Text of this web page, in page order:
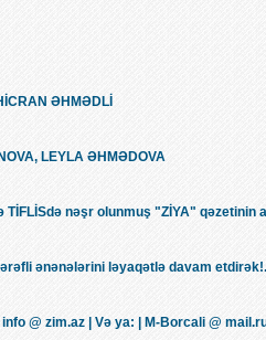
ƏHMƏDLİ
LEYLA ƏHMƏDOVA
nəşr olunmuş "ZİYA" qəzetinin
ənənələrini ləyaqətlə davam
@ zim.az | Və ya: | M-Borcali @